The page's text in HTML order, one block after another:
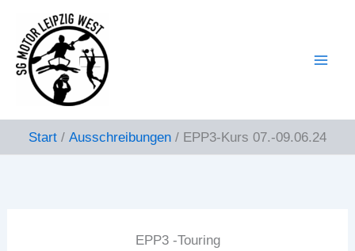
Inhalt
springen
Start Ausschreibungen EPP3-Kurs 07.-09.06.24
EPP3 -Touring